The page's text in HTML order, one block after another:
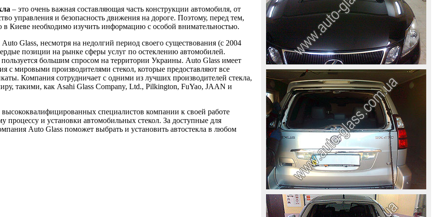
– это очень важная составляющая часть конструкции автомобиля, от
управления и безопасность движения на дороге. Поэтому, перед тем,
в Киеве необходимо изучить информацию с особой внимательностью.
Glass, несмотря на недолгий период своего существования (с 2004
позиции на рынке сферы услуг по остеклению автомобилей.
большим спросом на территории Украины. Auto Glass имеет
с мировыми производителями стекол, которые предоставляют все
Компания сотрудничает с одними из лучших производителей стекла,
такими, как Asahi Glass Company, Ltd., Pilkington, FuYao, JAAN и
специалистов компании к своей работе
процессу и установки автомобильных стекол. За доступные для
Auto Glass поможет выбрать и установить автостекла в любом